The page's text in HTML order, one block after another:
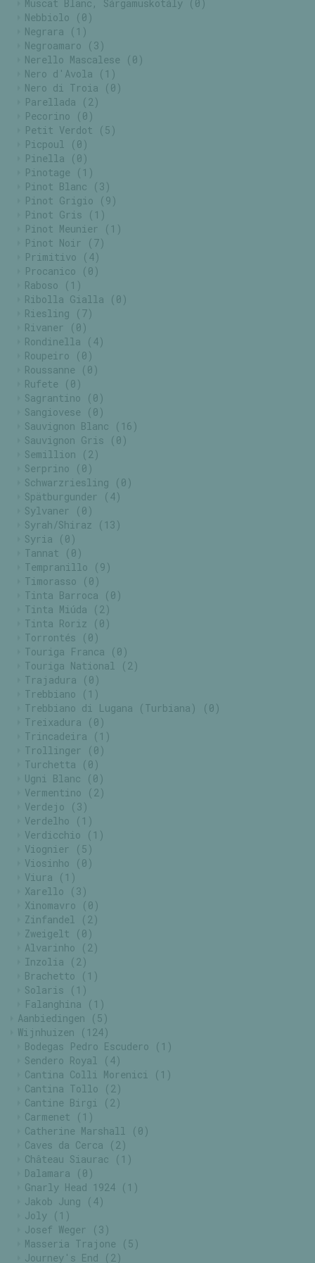
Muscat Blanc, Sárgamuskotály
(0)
Nebbiolo
(0)
Negrara
(1)
Negroamaro
(3)
Nerello Mascalese
(0)
Nero d'Avola
(1)
Nero di Troia
(0)
Parellada
(2)
Pecorino
(0)
Petit Verdot
(5)
Picpoul
(0)
Pinella
(0)
Pinotage
(1)
Pinot Blanc
(3)
Pinot Grigio
(9)
Pinot Gris
(1)
Pinot Meunier
(1)
Pinot Noir
(7)
Primitivo
(4)
Procanico
(0)
Raboso
(1)
Ribolla Gialla
(0)
Riesling
(7)
Rivaner
(0)
Rondinella
(4)
Roupeiro
(0)
Roussanne
(0)
Rufete
(0)
Sagrantino
(0)
Sangiovese
(0)
Sauvignon Blanc
(16)
Sauvignon Gris
(0)
Semillion
(2)
Serprino
(0)
Schwarzriesling
(0)
Spätburgunder
(4)
Sylvaner
(0)
Syrah/Shiraz
(13)
Syria
(0)
Tannat
(0)
Tempranillo
(9)
Timorasso
(0)
Tinta Barroca
(0)
Tinta Miúda
(2)
Tinta Roriz
(0)
Torrontés
(0)
Touriga Franca
(0)
Touriga National
(2)
Trajadura
(0)
Trebbiano
(1)
Trebbiano di Lugana (Turbiana)
(0)
Treixadura
(0)
Trincadeira
(1)
Trollinger
(0)
Turchetta
(0)
Ugni Blanc
(0)
Vermentino
(2)
Verdejo
(3)
Verdelho
(1)
Verdicchio
(1)
Viognier
(5)
Viosinho
(0)
Viura
(1)
Xarello
(3)
Xinomavro
(0)
Zinfandel
(2)
Zweigelt
(0)
Alvarinho
(2)
Inzolia
(2)
Brachetto
(1)
Solaris
(1)
Falanghina
(1)
Aanbiedingen
(5)
Wijnhuizen
(124)
Bodegas Pedro Escudero
(1)
Sendero Royal
(4)
Cantina Colli Morenici
(1)
Cantina Tollo
(2)
Cantine Birgi
(2)
Carmenet
(1)
Catherine Marshall
(0)
Caves da Cerca
(2)
Château Siaurac
(1)
Dalamara
(0)
Gnarly Head 1924 (1)
Jakob Jung
(4)
Joly
(1)
Josef Weger
(3)
Masseria Trajone
(5)
Journey's End
(2)